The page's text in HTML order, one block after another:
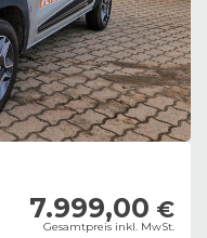
7.999,00 €
Gesamtpreis inkl. MwSt.